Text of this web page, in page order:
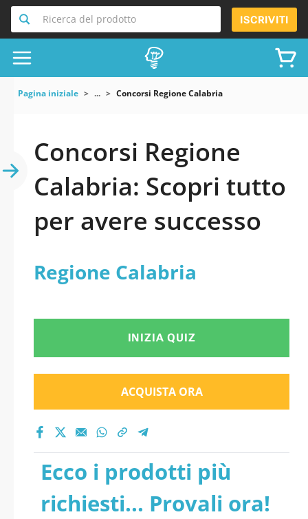
Ricerca del prodotto ISCRIVITI
Pagina iniziale ... Concorsi Regione Calabria
Concorsi Regione
Calabria: Scopri tutto
per avere successo
Regione Calabria
INIZIA QUIZ
ACQUISTA ORA
Ecco i prodotti più
richiesti... Provali ora!